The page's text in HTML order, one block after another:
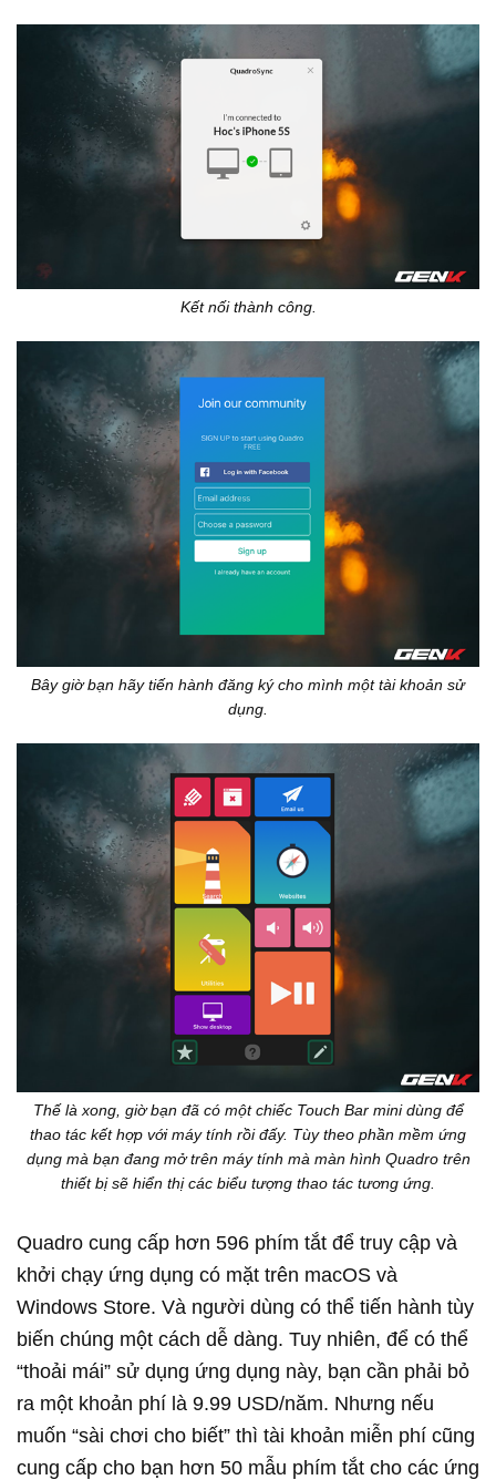
Kết nối thành công.
Bây giờ bạn hãy tiến hành đăng ký cho mình một tài khoản sử
dụng.
Thế là xong, giờ bạn đã có một chiếc Touch Bar mini dùng để
thao tác kết hợp với máy tính rồi đấy. Tùy theo phần mềm ứng
dụng mà bạn đang mở trên máy tính mà màn hình Quadro trên
thiết bị sẽ hiển thị các biểu tượng thao tác tương ứng.
Quadro cung cấp hơn 596 phím tắt để truy cập và
khởi chạy ứng dụng có mặt trên macOS và
Windows Store. Và người dùng có thể tiến hành tùy
biến chúng một cách dễ dàng. Tuy nhiên, để có thể
“thoải mái” sử dụng ứng dụng này, bạn cần phải bỏ
ra một khoản phí là 9.99 USD/năm. Nhưng nếu
muốn “sài chơi cho biết” thì tài khoản miễn phí cũng
cung cấp cho bạn hơn 50 mẫu phím tắt cho các ứng